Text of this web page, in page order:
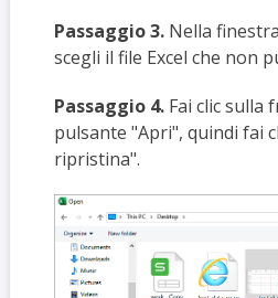
Passaggio 3.Nella
scegli il file Excel che non
Passaggio 4.Fai clic sulla
pulsante "Apri", quindi fai
ripristina".